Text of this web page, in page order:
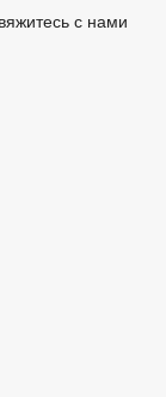
с нами